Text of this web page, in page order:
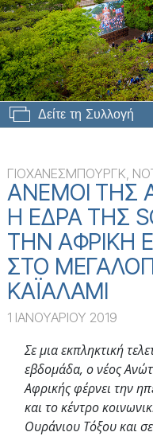
Δείτε τη Συλλογή
ΓΙΟΧΑΝΕΣΜΠΟΥΡΓΚ,
ΑΝΕΜΟΙ ΤΗΣ
Η ΕΔΡΑ ΤΗΣ
ΤΗΝ ΑΦΡΙΚΗ
ΣΤΟ
ΚΑΪΑΛΑΜΙ
1 ΙΑΝΟΥΑΡΙΟΥ 2019
Σε μια εκπληκτική
εβδομάδα, ο νέος
Αφρικής φέρνει την
και το κέντρο
Ουράνιου Τόξου και